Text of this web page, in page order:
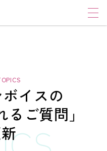
式会社
ボイスの
る ご質問」